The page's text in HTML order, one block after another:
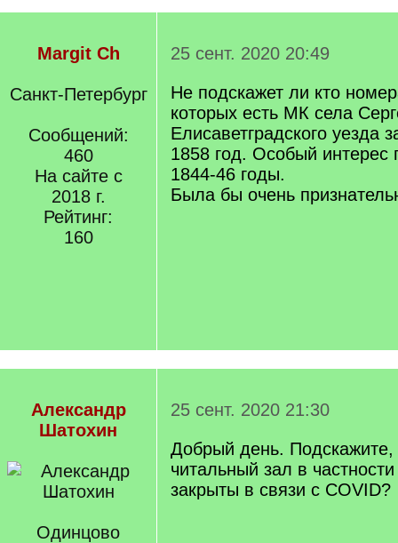
Margit Ch
Санкт-Петербург
Сообщений:
460
На сайте с
2018 г.
Рейтинг:
160
25 сент. 2020 20:49
Не подскажет ли кто
которых есть МК села
Елисаветградского уезда
1858 год. Особый интерес
1844-46 годы.
Была бы очень
Александр
Шатохин
Одинцово
25 сент. 2020 21:30
Добрый день.
читальный зал в
закрыты в связи с COVID?